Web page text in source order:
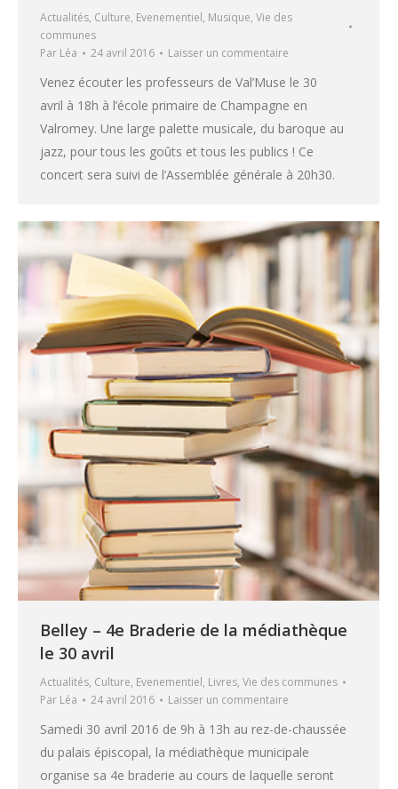
Actualités, Culture, Evenementiel, Musique, Vie des
communes
Par Léa 24 avril 2016 Laisser un commentaire
Venez écouter les professeurs de Val’Muse le 30
avril à 18h à l’école primaire de Champagne en
Valromey. Une large palette musicale, du baroque au
jazz, pour tous les goûts et tous les publics ! Ce
concert sera suivi de l’Assemblée générale à 20h30.
Belley – 4e Braderie de la médiathèque
le 30 avril
Actualités, Culture, Evenementiel, Livres, Vie des communes
Par Léa 24 avril 2016 Laisser un commentaire
Samedi 30 avril 2016 de 9h à 13h au rez-de-chaussée
du palais épiscopal, la médiathèque municipale
organise sa 4e braderie au cours de laquelle seront